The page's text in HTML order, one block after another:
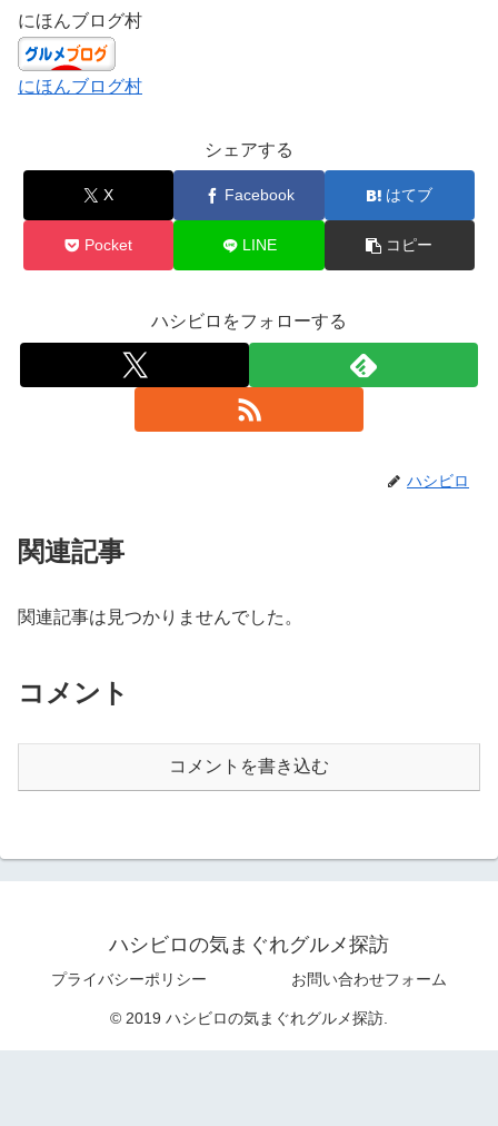
にほんブログ村
にほんブログ村
シェアする
X Facebook はてブ
Pocket LINE コピー
ハシビロをフォローする
ハシビロ
関連記事
関連記事は見つかりませんでした。
コメント
コメントを書き込む
ハシビロの気まぐれグルメ探訪
プライバシーポリシー お問い合わせフォーム
© 2019 ハシビロの気まぐれグルメ探訪.